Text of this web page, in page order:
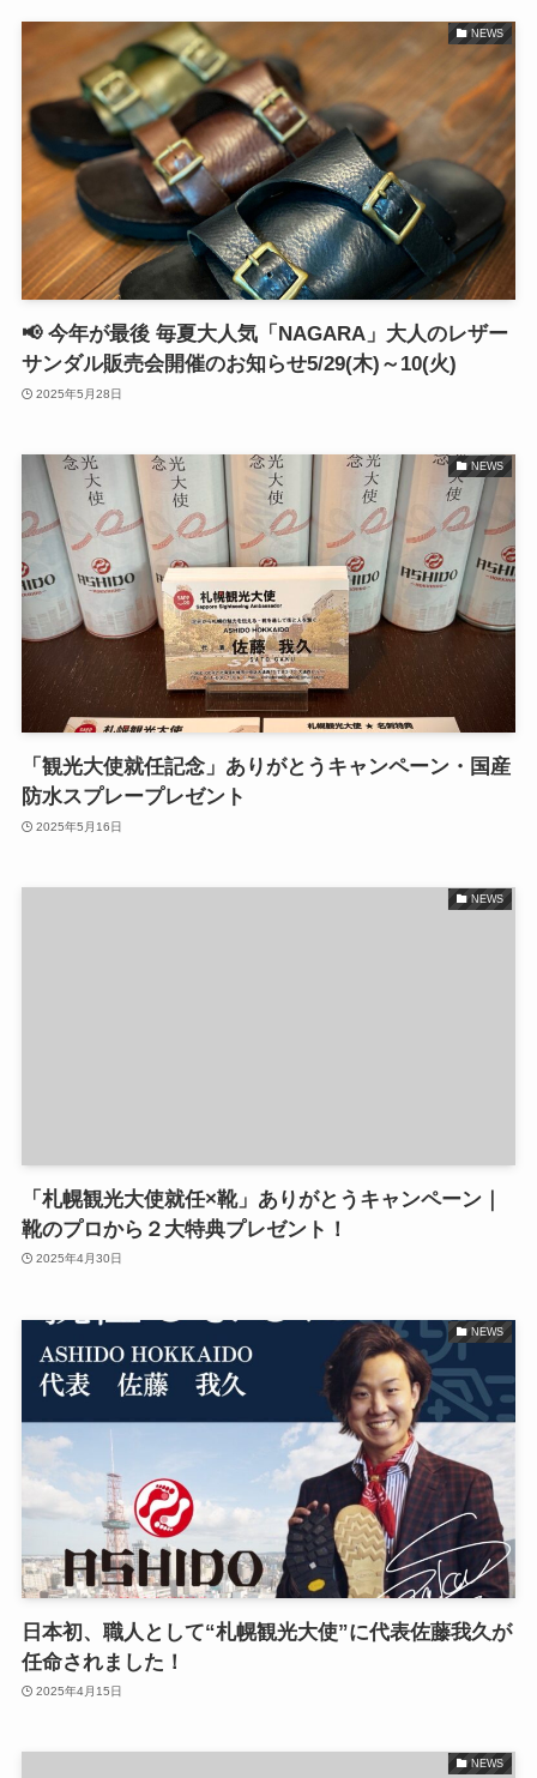
NEWS
📢 今年が最後 毎夏大人気「NAGARA」大人のレザー
サンダル販売会開催のお知らせ5/29(木)～10(火)
2025年5月28日
NEWS
「観光大使就任記念」ありがとうキャンペーン・国産
防水スプレープレゼント
2025年5月16日
NEWS
「札幌観光大使就任×靴」ありがとうキャンペーン｜
靴のプロから２大特典プレゼント！
2025年4月30日
NEWS
日本初、職人として“札幌観光大使”に代表佐藤我久が
任命されました！
2025年4月15日
NEWS